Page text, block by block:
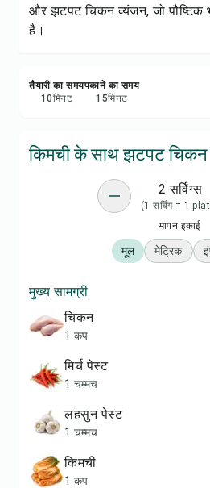
और झटपट चिकन व्यंजन, जो पौष्टिक
है।
तैयारी का समय
10मिनट
पकाने का समय
15मिनट
किमची के साथ झटपट चिकन
2 सर्विंग्स
(1 सर्विंग = 1
मापन इकाई
मूल मेट्रिक
मुख्य सामग्री
चिकन
1 कप
मिर्च पेस्ट
1 चम्मच
लहसुन पेस्ट
1 चम्मच
किमची
1 कप